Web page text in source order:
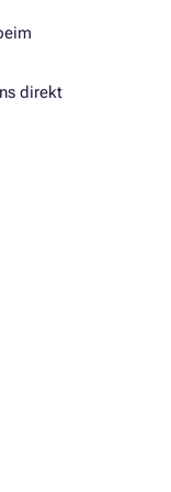
direkt